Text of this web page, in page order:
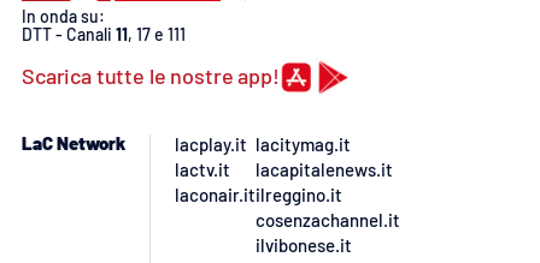
In onda su:
DTT - Canali 11, 17 e 111
Scarica tutte le nostre app!
LaC Network
lacplay.it
lactv.it
laconair.it
lacitymag.it
lacapitalenews.it
ilreggino.it
cosenzachannel.it
ilvibonese.it